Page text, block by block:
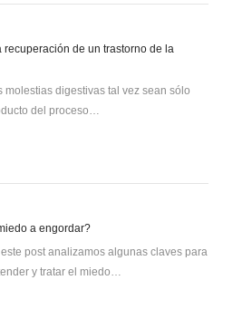
de un trastorno de la
molestias digestivas tal vez sean sólo
del proceso…
a engordar?
post analizamos algunas claves para
y tratar el miedo…